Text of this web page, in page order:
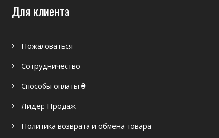
Для клиента
Пожаловаться
Сотрудничество
Способы оплаты ₴
Лидер Продаж
Политика возврата и обмена товара